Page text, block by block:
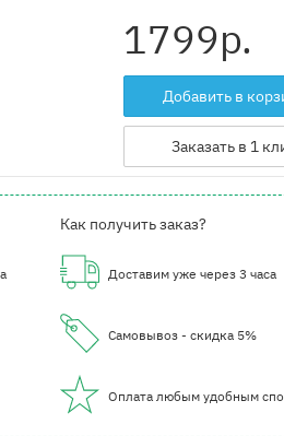
1799р.
Добавить в
Заказать в 1
Как получить заказ?
Доставим уже через 3 часа
Самовывоз - скидка 5%
Оплата любым удобным